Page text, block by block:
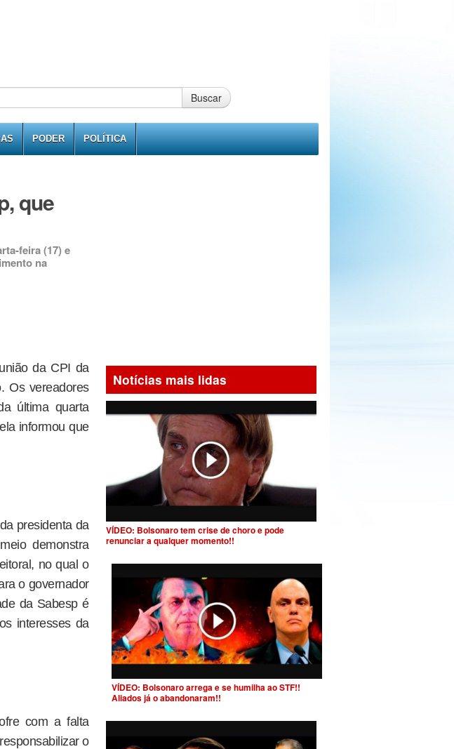
Buscar
PODER POLÍTICA
que
feira (17) e
na
da CPI da
Os vereadores
última quarta
informou que
presidenta da
demonstra
no qual o
o governador
da Sabesp é
interesses da
com a falta
o
Notícias mais lidas
VÍDEO: Bolsonaro tem crise de choro e pode
renunciar a qualquer momento!!
VÍDEO: Bolsonaro arrega e se humilha ao STF!!
Aliados já o abandonaram!!